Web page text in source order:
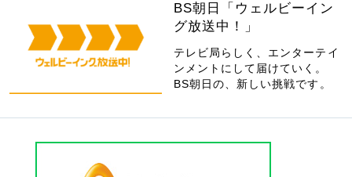
BS朝日「ウェルビーイン
グ放送中！」
テレビ局らしく、エンターテイ
ンメントにして届けていく。
BS朝日の、新しい挑戦です。